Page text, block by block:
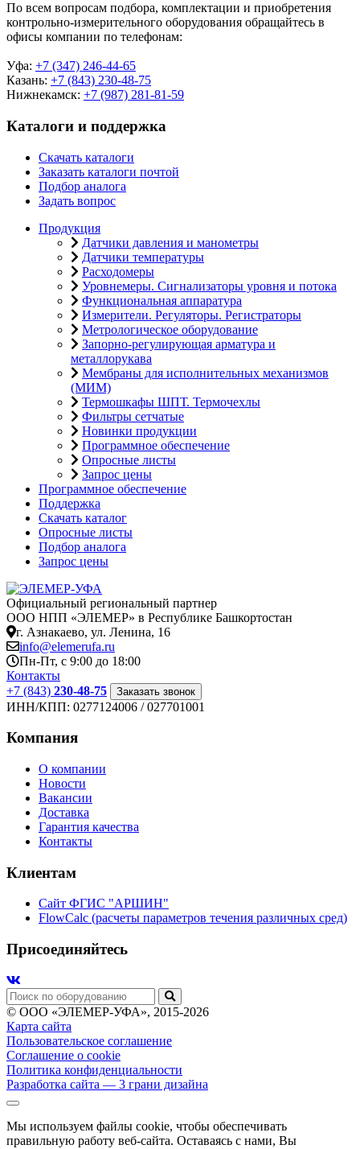
По всем вопросам подбора, комплектации и приобретения
контрольно-измерительного оборудования обращайтесь в
офисы компании по телефонам:
Уфа: +7 (347) 246-44-65
Казань: +7 (843) 230-48-75
Нижнекамск: +7 (987) 281-81-59
Каталоги и поддержка
Скачать каталоги
Заказать каталоги почтой
Подбор аналога
Задать вопрос
Продукция
Датчики давления и манометры
Датчики температуры
Расходомеры
Уровнемеры. Сигнализаторы уровня и потока
Функциональная аппаратура
Измерители. Регуляторы. Регистраторы
Метрологическое оборудование
Запорно-регулирующая арматура и
металлорукава
Мембраны для исполнительных механизмов
(МИМ)
Термошкафы ШПТ. Термочехлы
Фильтры сетчатые
Новинки продукции
Программное обеспечение
Опросные листы
Запрос цены
Программное обеспечение
Поддержка
Скачать каталог
Опросные листы
Подбор аналога
Запрос цены
Официальный региональный партнер
ООО НПП «ЭЛЕМЕР» в Республике Башкортостан
г. Азнакаево, ул. Ленина, 16
info@elemerufa.ru
Пн-Пт, с 9:00 до 18:00
Контакты
+7 (843) 230-48-75 Заказать звонок
ИНН/КПП: 0277124006 / 027701001
Компания
О компании
Новости
Вакансии
Доставка
Гарантия качества
Контакты
Клиентам
Сайт ФГИС "АРШИН"
FlowCalc (расчеты параметров течения различных сред)
Присоединяйтесь
© ООО «ЭЛЕМЕР-УФА», 2015-2026
Карта сайта
Пользовательское соглашение
Соглашение о cookie
Политика конфиденциальности
Разработка сайта — 3 грани дизайна
Мы используем файлы cookie, чтобы обеспечивать
правильную работу веб-сайта. Оставаясь с нами, Вы